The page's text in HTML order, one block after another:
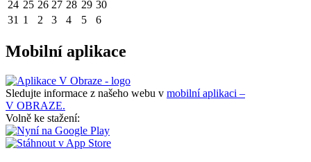
24 25 26 27 28 29 30
31 1 2 3 4 5 6
Mobilní aplikace
Sledujte informace z našeho webu v mobilní aplikaci –
V OBRAZE.
Volně ke stažení: